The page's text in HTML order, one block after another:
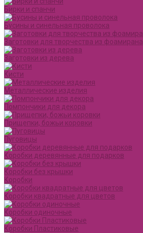
Бирки и спанчи
Бусины и синельная проволока
Заготовки для творчества из фоамирана
Заготовки из дерева
Кисти
Металлические изделия
Помпончики для декора
Прищепки, божьи коровки
Пуговицы
Коробки деревянные для подарков
Коробки без крышки
Коробки
Коробки квадратные для цветов
Коробки одиночные
Коробки Пластиковые